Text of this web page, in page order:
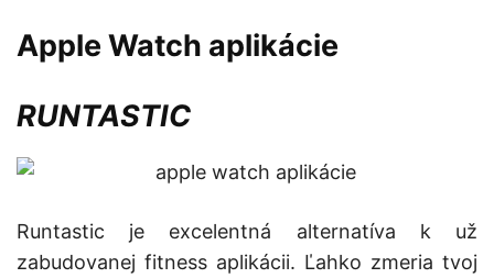
Apple Watch aplikácie
RUNTASTIC
Runtastic je excelentná alternatíva k už
zabudovanej fitness aplikácii. Ľahko zmeria tvoj